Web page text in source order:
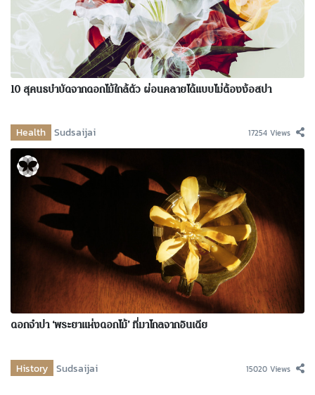
10 สุคนธบำบัดจากดอกไม้ใกล้ตัว ผ่อนคลายได้แบบไม่ต้องง้อสปา
Health Sudsaijai 17254 Views
ดอกจำปา ‘พระยาแห่งดอกไม้’ ที่มาไกลจากอินเดีย
History Sudsaijai 15020 Views